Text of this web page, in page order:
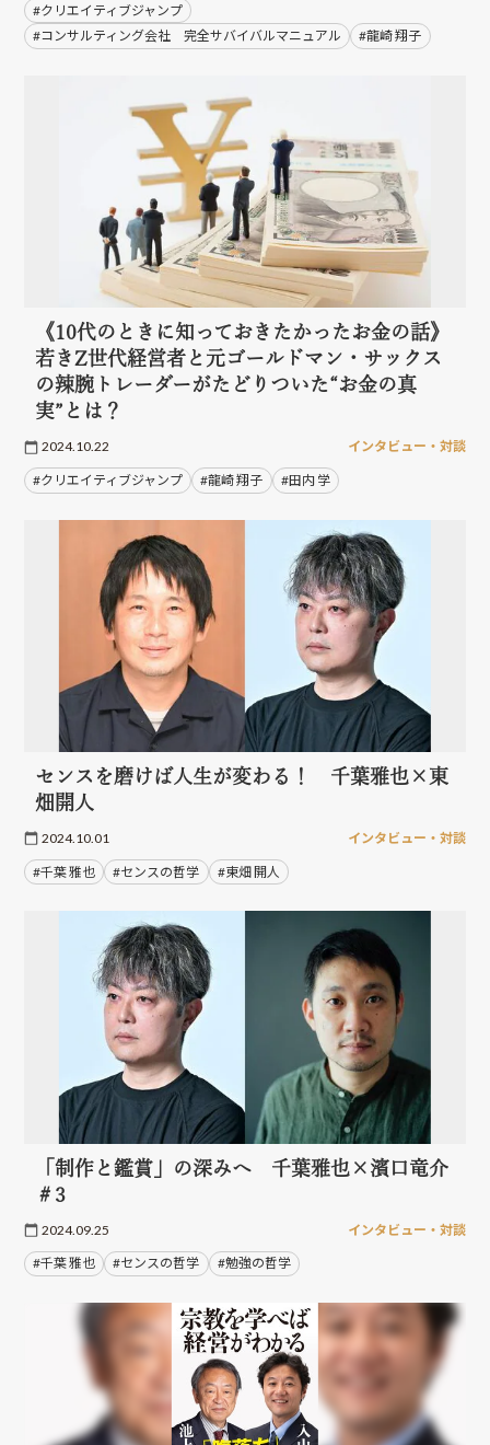
#クリエイティブジャンプ
#コンサルティング会社 完全サバイバルマニュアル
#龍崎 翔子
《10代のときに知っておきたかったお金の話》
若きZ世代経営者と元ゴールドマン・サックス
の辣腕トレーダーがたどりついた“お金の真
実”とは？
2024.10.22 インタビュー・対談
#クリエイティブジャンプ #龍崎 翔子 #田内 学
センスを磨けば人生が変わる！ 千葉雅也×東
畑開人
2024.10.01 インタビュー・対談
#千葉 雅也 #センスの哲学 #東畑 開人
「制作と鑑賞」の深みへ 千葉雅也×濱口竜介
＃3
2024.09.25 インタビュー・対談
#千葉 雅也 #センスの哲学 #勉強の哲学